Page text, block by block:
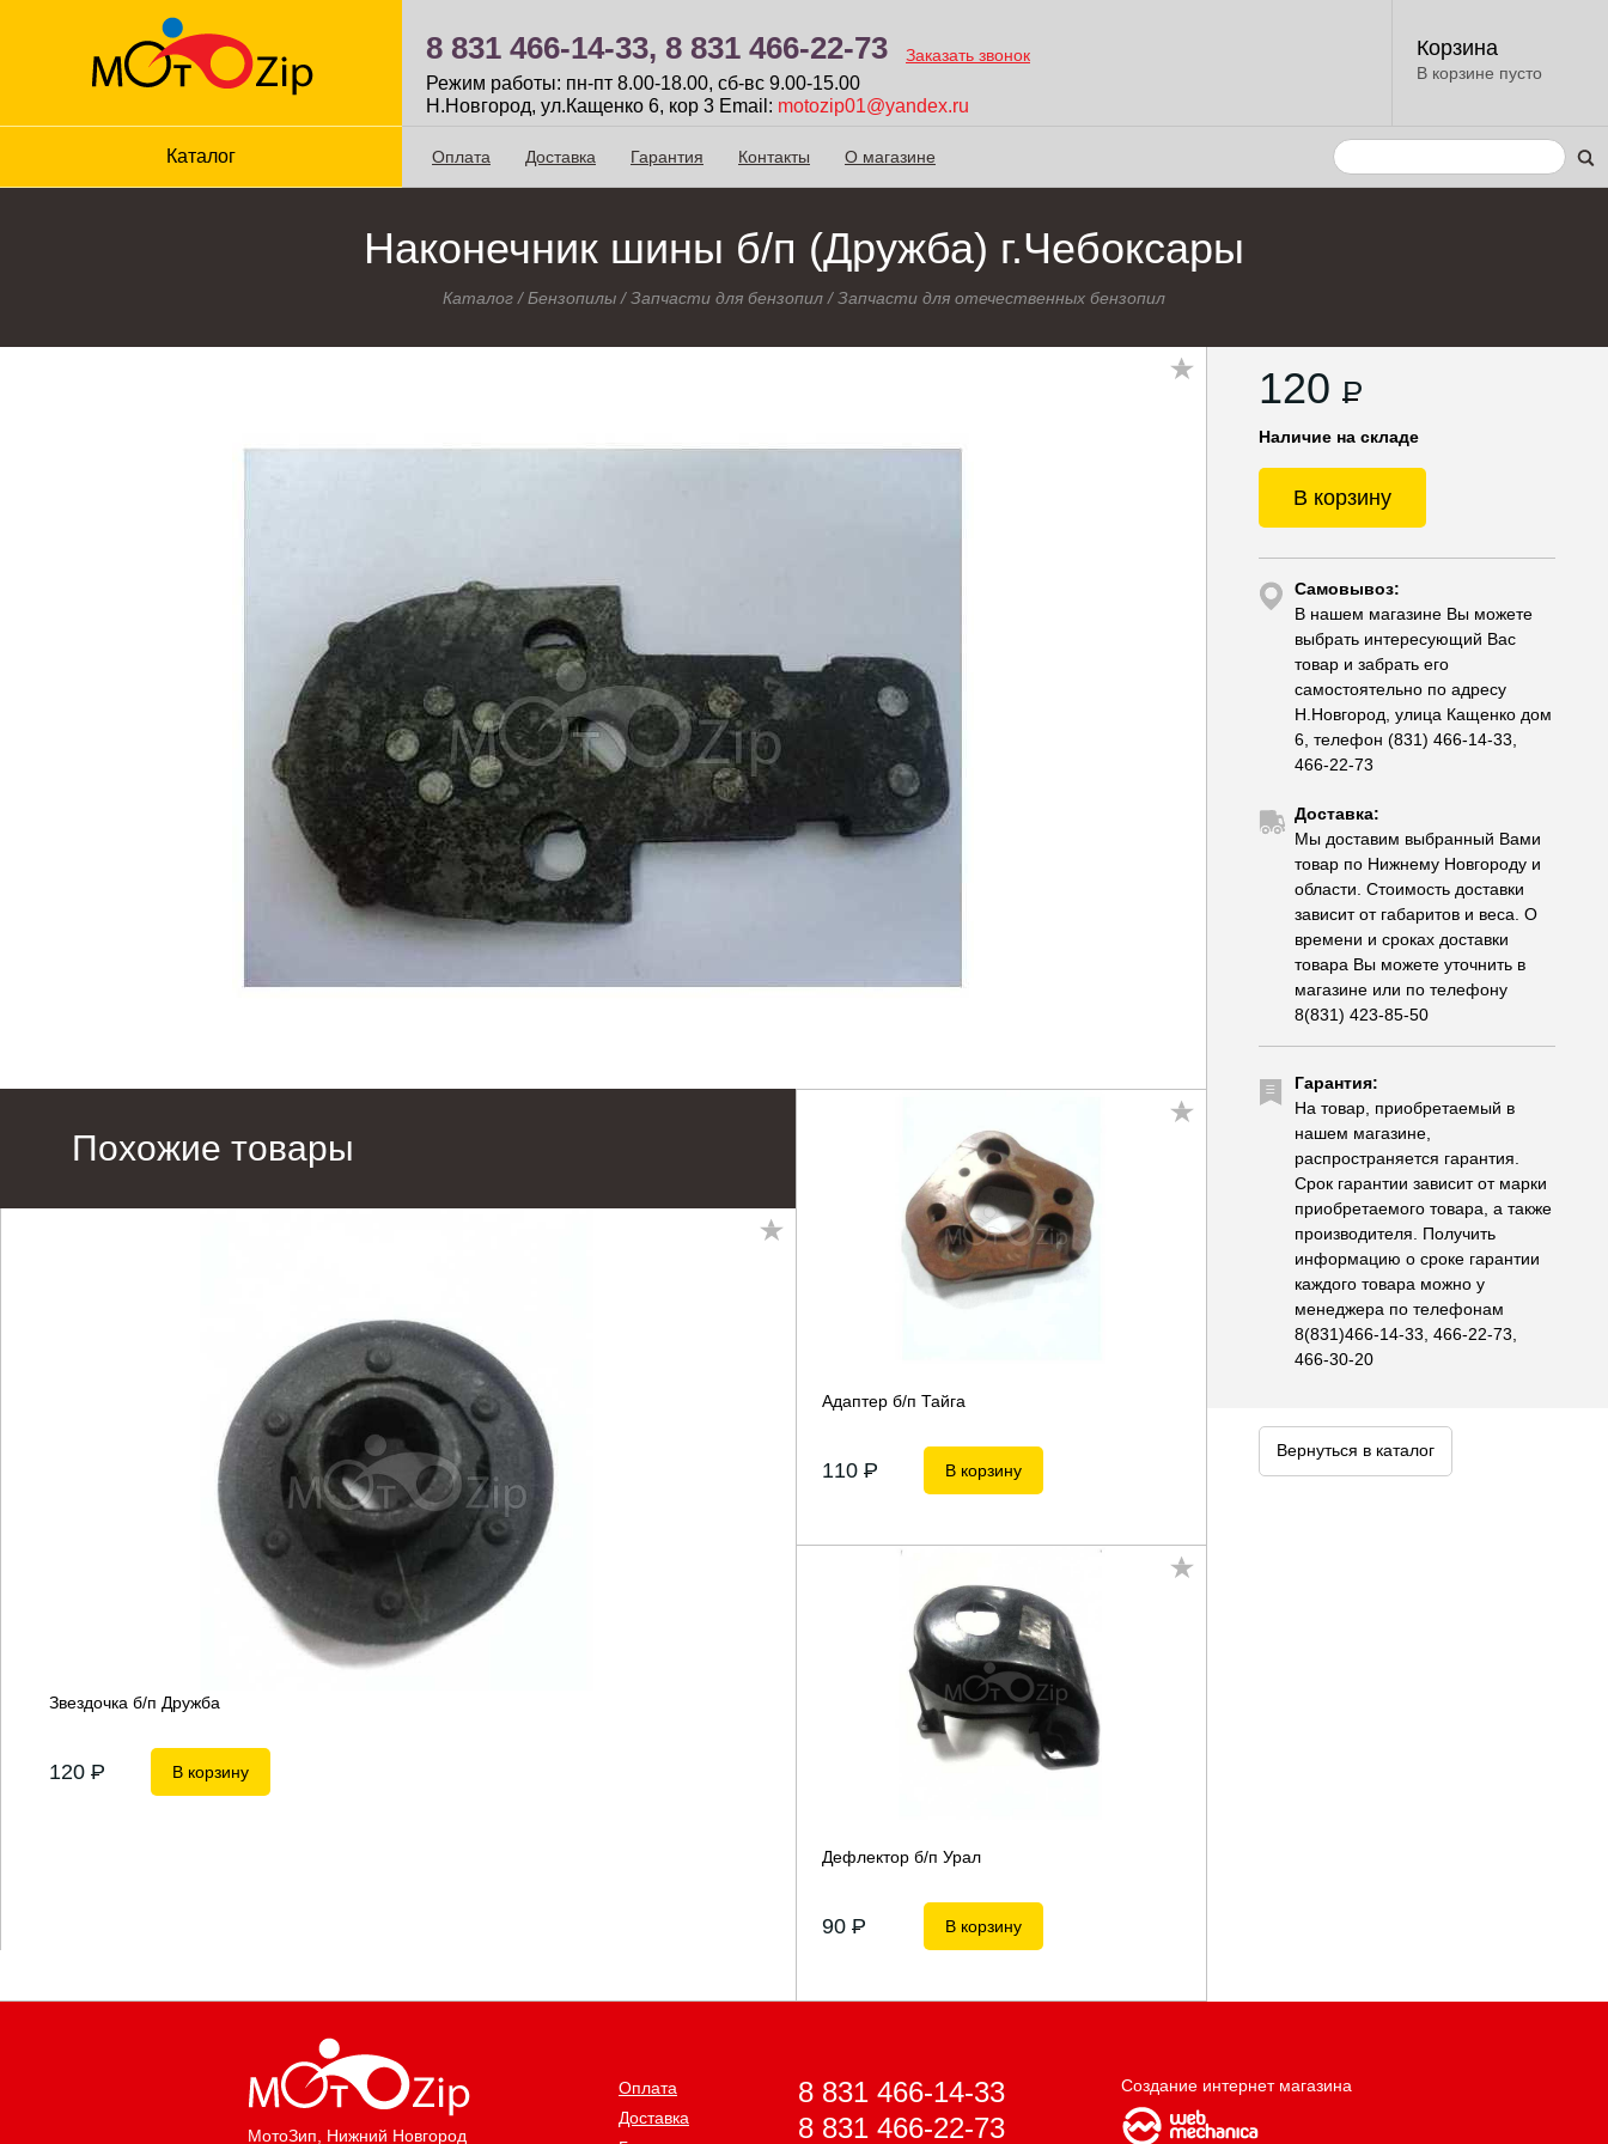
8 831 466-14-33, 8 831 466-22-73 Заказать звонок
Режим работы: пн-пт 8.00-18.00, сб-вc 9.00-15.00
Н.Новгород, ул.Кащенко 6, кор 3 Email: motozip01@yandex.ru
Корзина
В корзине пусто
Каталог Оплата Доставка Гарантия Контакты О магазине
Наконечник шины б/п (Дружба) г.Чебоксары
Каталог /Бензопилы /Запчасти для бензопил /Запчасти для отечественных бензопил
120 P
Наличие на складе
В корзину
Самовывоз:
В нашем магазине Вы можете
выбрать интересующий Вас
товар и забрать его
самостоятельно по адресу
Н.Новгород, улица Кащенко дом
6, телефон (831) 466-14-33,
466-22-73
Доставка:
Мы доставим выбранный Вами
товар по Нижнему Новгороду и
области. Стоимость доставки
зависит от габаритов и веса. О
времени и сроках доставки
товара Вы можете уточнить в
магазине или по телефону
8(831) 423-85-50
Гарантия:
На товар, приобретаемый в
нашем магазине,
распространяется гарантия.
Срок гарантии зависит от марки
приобретаемого товара, а также
производителя. Получить
информацию о сроке гарантии
каждого товара можно у
менеджера по телефонам
8(831)466-14-33, 466-22-73,
466-30-20
Вернуться в каталог
Похожие товары
Звездочка б/п Дружба
120 P В корзину
Адаптер б/п Тайга
110 P В корзину
Дефлектор б/п Урал
90 P В корзину
МотоЗип , Нижний Новгород
Оплата
Доставка
8 831 466-14-33
8 831 466-22-73
Создание интернет магазина